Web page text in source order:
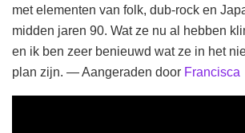
met elementen van folk, dub-rock en
midden jaren 90. Wat ze nu al hebben
en ik ben zeer benieuwd wat ze in het
plan zijn. — Aangeraden door Francisca